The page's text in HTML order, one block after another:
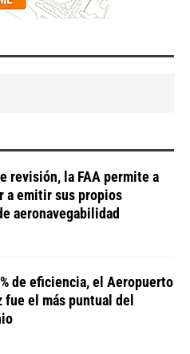
revisión, la FAA permite a
a emitir sus propios
aeronavegabilidad
de eficiencia, el Aeropuerto
fue el más puntual del